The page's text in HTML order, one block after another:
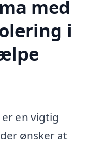
med
i
en vigtig
ønsker at